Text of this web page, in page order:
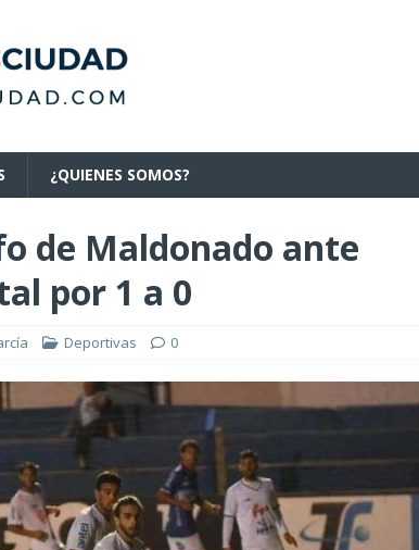
¿QUIENES SOMOS?
de Maldonado ante
por 1 a 0
Deportivas 0